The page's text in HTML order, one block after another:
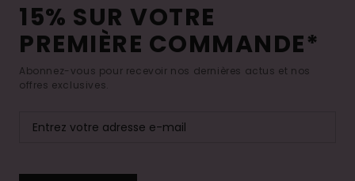
15% SUR VOTRE
PREMIÈRE COMMANDE*
Abonnez-vous pour recevoir nos dernières actus et nos
offres exclusives.